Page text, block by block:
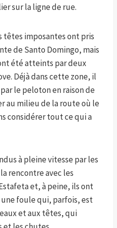
sur la ligne de rue.
têtes imposantes ont pris
de Santo Domingo, mais
été atteints par deux
Déjà dans cette zone, il
le peloton en raison de
au milieu de la route où le
considérer tout ce qui a
à pleine vitesse par les
rencontre avec les
et, à peine, ils ont
foule qui, parfois, est
et aux têtes, qui